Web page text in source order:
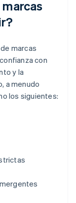
marcas
con
y la
a menudo
los siguientes: